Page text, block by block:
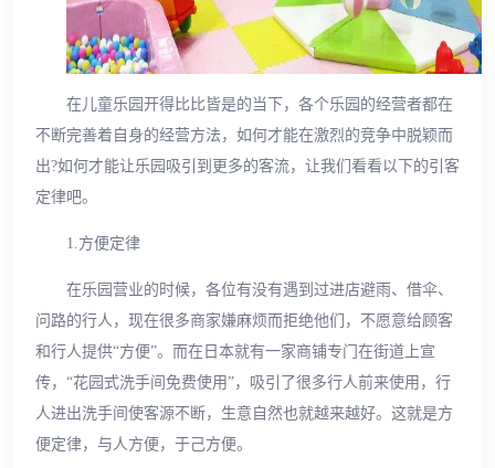
在儿童乐园开得比比皆是的当下，各个乐园的经营者都在
不断完善着自身的经营方法，如何才能在激烈的竞争中脱颖而
出?如何才能让乐园吸引到更多的客流，让我们看看以下的引客
定律吧。
1.方便定律
在乐园营业的时候，各位有没有遇到过进店避雨、借伞、
问路的行人，现在很多商家嫌麻烦而拒绝他们，不愿意给顾客
和行人提供“方便”。而在日本就有一家商铺专门在街道上宣
传，“花园式洗手间免费使用”，吸引了很多行人前来使用，行
人进出洗手间使客源不断，生意自然也就越来越好。这就是方
便定律，与人方便，于己方便。